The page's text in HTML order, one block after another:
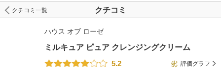
クチコミ
クチコミ一覧
ハウス オブ ローゼ
ミルキュア ピュア クレンジングクリーム
5.2
評価グラフ